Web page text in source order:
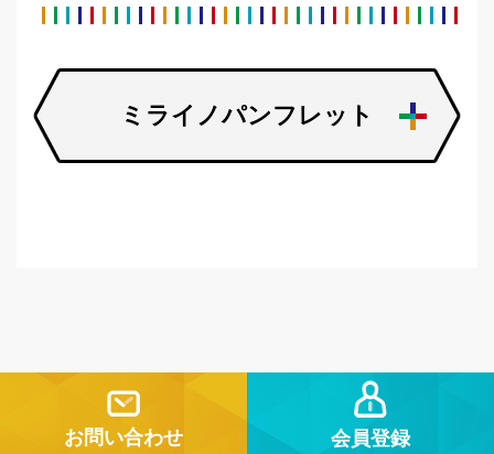
ミライノパンフレット
お問い合わせ 会員登録